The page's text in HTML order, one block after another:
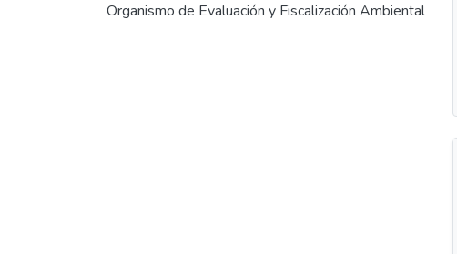
Organismo de Evaluación y Fiscalización Ambiental